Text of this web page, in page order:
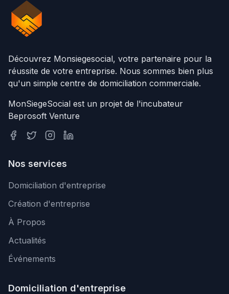
Découvrez Monsiegesocial, votre partenaire pour la
réussite de votre entreprise. Nous sommes bien plus
qu'un simple centre de domiciliation commerciale.
MonSiegeSocial est un projet de l'incubateur
Beprosoft Venture
Nos services
Domiciliation d'entreprise
Création d'entreprise
À Propos
Actualités
Événements
Domiciliation d'entreprise